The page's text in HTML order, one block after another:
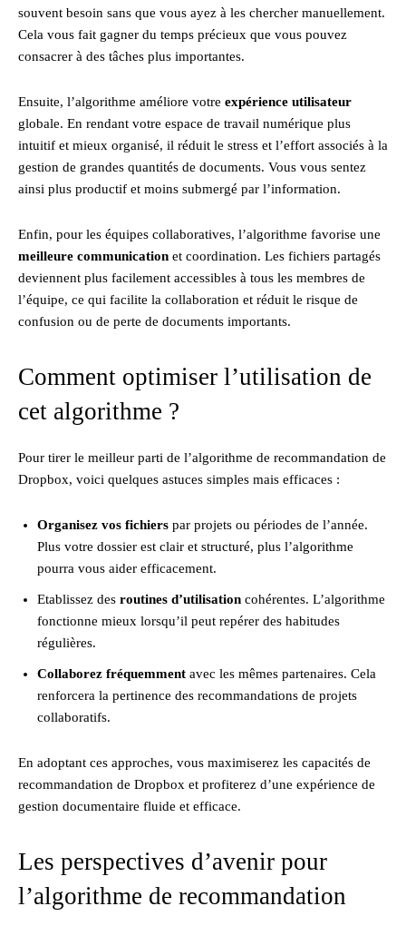
souvent besoin sans que vous ayez à les chercher manuellement.
Cela vous fait gagner du temps précieux que vous pouvez
consacrer à des tâches plus importantes.
Ensuite, l’algorithme améliore votre expérience utilisateur
globale. En rendant votre espace de travail numérique plus
intuitif et mieux organisé, il réduit le stress et l’effort associés à la
gestion de grandes quantités de documents. Vous vous sentez
ainsi plus productif et moins submergé par l’information.
Enfin, pour les équipes collaboratives, l’algorithme favorise une
meilleure communication et coordination. Les fichiers partagés
deviennent plus facilement accessibles à tous les membres de
l’équipe, ce qui facilite la collaboration et réduit le risque de
confusion ou de perte de documents importants.
Comment optimiser l’utilisation de
cet algorithme ?
Pour tirer le meilleur parti de l’algorithme de recommandation de
Dropbox, voici quelques astuces simples mais efficaces :
Organisez vos fichiers par projets ou périodes de l’année.
Plus votre dossier est clair et structuré, plus l’algorithme
pourra vous aider efficacement.
Etablissez des routines d’utilisation cohérentes. L’algorithme
fonctionne mieux lorsqu’il peut repérer des habitudes
régulières.
Collaborez fréquemment avec les mêmes partenaires. Cela
renforcera la pertinence des recommandations de projets
collaboratifs.
En adoptant ces approches, vous maximiserez les capacités de
recommandation de Dropbox et profiterez d’une expérience de
gestion documentaire fluide et efficace.
Les perspectives d’avenir pour
l’algorithme de recommandation